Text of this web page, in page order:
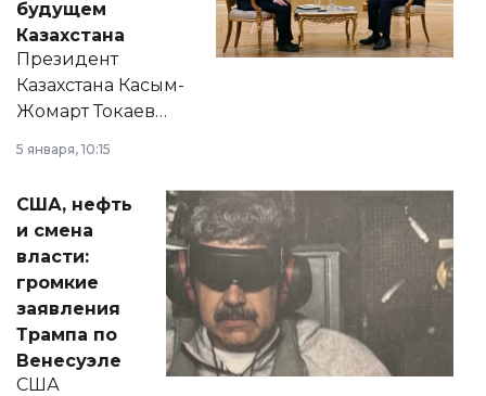
будущем
Казахстана
Президент
Казахстана Касым-
Жомарт Токаев
сразу несколько
актуальных тем —
от слухов о
политических
реформах до
вопросов армии,
экономики и
личного здоровья.
5 января, 10:15
США, нефть
и смена
власти:
громкие
заявления
Трампа по
Венесуэле
США